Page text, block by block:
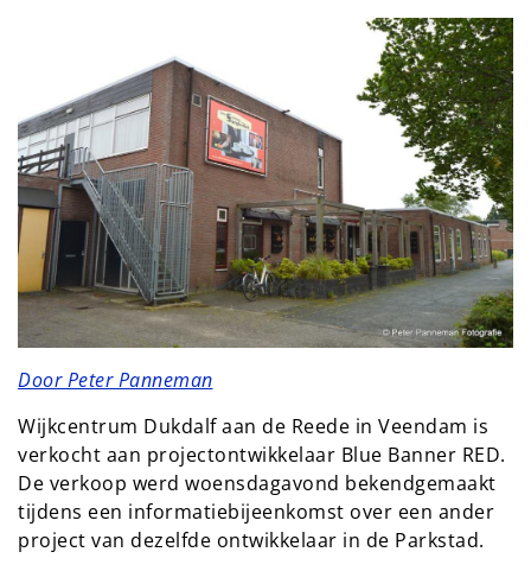
Door Peter Panneman
Wijkcentrum Dukdalf aan de Reede in Veendam is
verkocht aan projectontwikkelaar Blue Banner RED.
De verkoop werd woensdagavond bekendgemaakt
tijdens een informatiebijeenkomst over een ander
project van dezelfde ontwikkelaar in de Parkstad.